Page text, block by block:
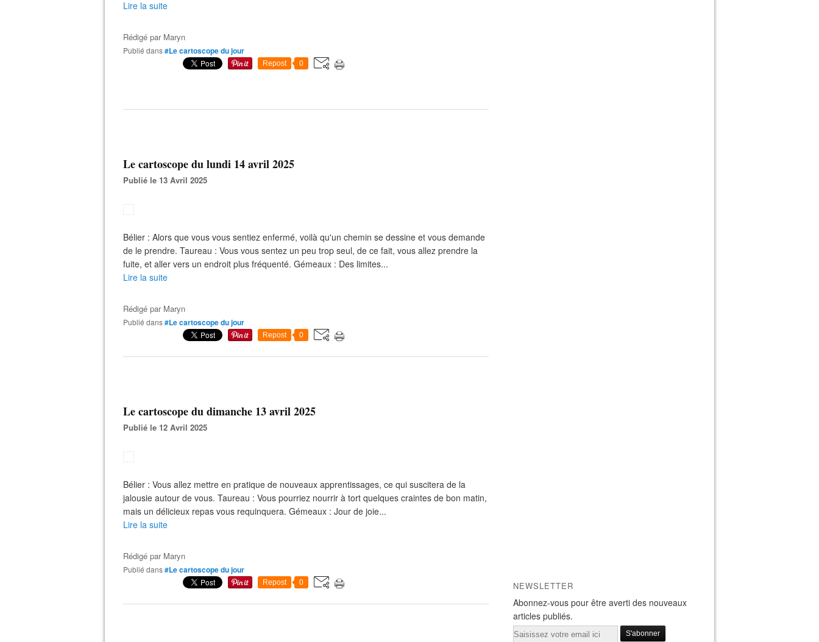
Lire la suite
Rédigé par Maryn
Publié dans#Le cartoscope du jour
Repost 0
Le cartoscope du lundi 14 avril 2025
Publié le 13 Avril 2025
Bélier : Alors que vous vous sentiez enfermé, voilà qu'un chemin se dessine et vous demande
de le prendre. Taureau : Vous vous sentez un peu trop seul, de ce fait, vous allez prendre la
fuite, et aller vers un endroit plus fréquenté. Gémeaux : Des limites...
Lire la suite
Rédigé par Maryn
Publié dans#Le cartoscope du jour
Repost 0
Le cartoscope du dimanche 13 avril 2025
Publié le 12 Avril 2025
Bélier : Vous allez mettre en pratique de nouveaux apprentissages, ce qui suscitera de la
jalousie autour de vous. Taureau : Vous pourriez nourrir à tort quelques craintes de bon matin,
mais un délicieux repas vous requinquera. Gémeaux : Jour de joie...
Lire la suite
Rédigé par Maryn
Publié dans#Le cartoscope du jour
Repost 0 NEWSLETTER
Abonnez-vous pour être averti des nouveaux
articles publiés.
Email